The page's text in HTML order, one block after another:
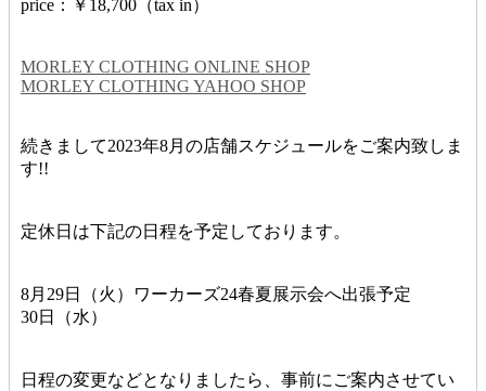
price：￥18,700（tax in）
MORLEY CLOTHING ONLINE SHOP
MORLEY CLOTHING YAHOO SHOP
続きまして2023年8月の店舗スケジュールをご案内致しま
す!!
定休日は下記の日程を予定しております。
8月29日（火）ワーカーズ24春夏展示会へ出張予定
30日（水）
日程の変更などとなりましたら、事前にご案内させてい